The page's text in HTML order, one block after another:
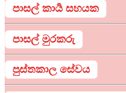
පාසල් කාර්‍ය සහයක
පාසල් මුරකරු
පුස්තකාල සේවය